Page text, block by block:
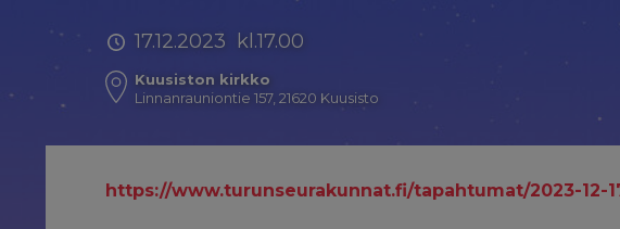
17.12.2023 kl.17.00
Kuusiston kirkko
Linnanrauniontie 157, 21620 Kuusisto
https://www.turunseurakunnat.fi/tapahtumat/2023-12-